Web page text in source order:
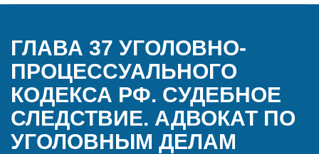
ГЛАВА 37 УГОЛОВНО-
ПРОЦЕССУАЛЬНОГО
КОДЕКСА РФ. СУДЕБНОЕ
СЛЕДСТВИЕ. АДВОКАТ ПО
УГОЛОВНЫМ ДЕЛАМ